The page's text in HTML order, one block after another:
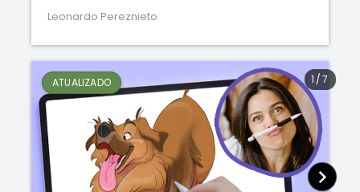
Leonardo Pereznieto
ATUALIZADO 1 /7